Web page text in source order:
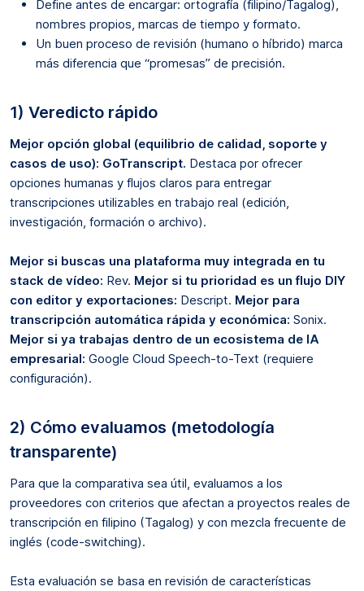
Define antes de encargar: ortografía (filipino/Tagalog),
nombres propios, marcas de tiempo y formato.
Un buen proceso de revisión (humano o híbrido) marca
más diferencia que “promesas” de precisión.
1) Veredicto rápido
Mejor opción global (equilibrio de calidad, soporte y
casos de uso): GoTranscript. Destaca por ofrecer
opciones humanas y flujos claros para entregar
transcripciones utilizables en trabajo real (edición,
investigación, formación o archivo).
Mejor si buscas una plataforma muy integrada en tu
stack de vídeo: Rev. Mejor si tu prioridad es un flujo DIY
con editor y exportaciones: Descript. Mejor para
transcripción automática rápida y económica: Sonix.
Mejor si ya trabajas dentro de un ecosistema de IA
empresarial: Google Cloud Speech-to-Text (requiere
configuración).
2) Cómo evaluamos (metodología
transparente)
Para que la comparativa sea útil, evaluamos a los
proveedores con criterios que afectan a proyectos reales de
transcripción en filipino (Tagalog) y con mezcla frecuente de
inglés (code-switching).
Esta evaluación se basa en revisión de características